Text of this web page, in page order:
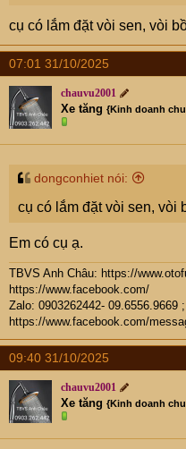
cụ có lắm đặt vòi sen, vòi
07:01 31/10/2025
chauvu2001
Xe tăng {Kinh doanh
dongconhiet nói:
cụ có lắm đặt vòi sen, vòi
Em có cụ ạ.
TBVS Anh Châu: https://
https://www.facebook.com/
Zalo: 0903262442- 09.6556.9669
https://www.facebook.com/
09:40 31/10/2025
chauvu2001
Xe tăng {Kinh doanh